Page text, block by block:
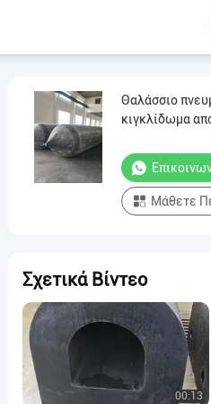
Θαλάσσιο
κιγκλίδωμα
Μάθετε
Σχετικά Βίντεο
00:13